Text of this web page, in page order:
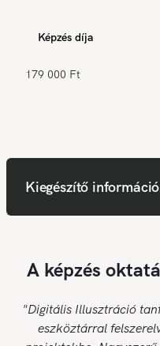
Képzés díja
179 000 Ft
Kiegészítő
A képzés
"Digitális Illusztráció
eszköztárral